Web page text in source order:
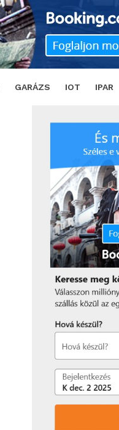
GARÁZS IOT IPAR